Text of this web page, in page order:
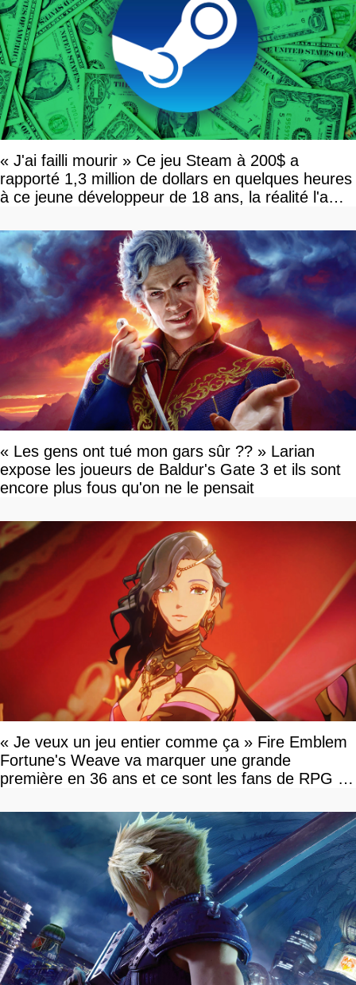
« J'ai failli mourir » Ce jeu Steam à 200$ a
rapporté 1,3 million de dollars en quelques heures
à ce jeune développeur de 18 ans, la réalité l'a
« Les gens ont tué mon gars sûr ?? » Larian
expose les joueurs de Baldur's Gate 3 et ils sont
encore plus fous qu'on ne le pensait
« Je veux un jeu entier comme ça » Fire Emblem
Fortune's Weave va marquer une grande
première en 36 ans et ce sont les fans de RPG en